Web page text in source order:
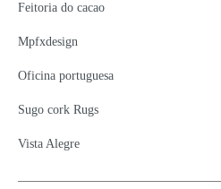
Feitoria do cacao
Mpfxdesign
Oficina portuguesa
Sugo cork Rugs
Vista Alegre